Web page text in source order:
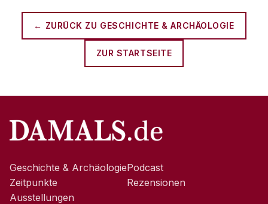
← ZURÜCK ZU GESCHICHTE & ARCHÄOLOGIE
ZUR STARTSEITE
Geschichte & Archäologie
Zeitpunkte
Ausstellungen
Podcast
Rezensionen